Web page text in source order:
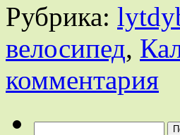
Рубрика:
велосипед,
комментария